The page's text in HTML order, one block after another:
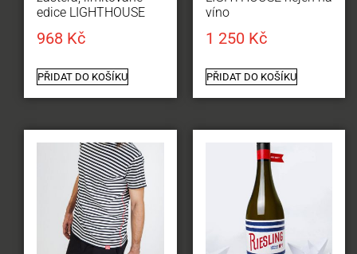
edice LIGHTHOUSE
968 Kč
PŘIDAT DO KOŠÍKU
víno
1 250 Kč
PŘIDAT DO KOŠÍKU